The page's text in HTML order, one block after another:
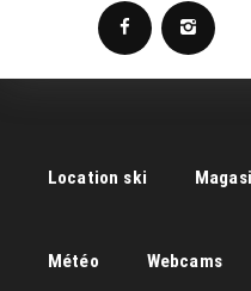
Location ski
Météo Webcams